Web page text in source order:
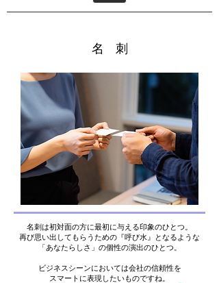
名 刺
名刺は初対面の方に最初に与える印象のひとつ。
再び思い出してもらうための『呼び水』となるような
「あなたらしさ」の個性の演出のひとつ。
ビジネスシーンにおいては会社の信頼性を
スマートに表現したいものですね。